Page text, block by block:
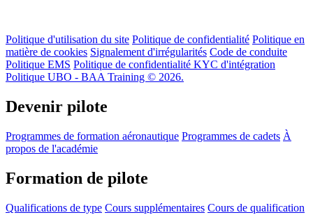
Politique d'utilisation du site Politique de confidentialité Politique en
matière de cookies Signalement d'irrégularités Code de conduite
Politique EMS Politique de confidentialité KYC d'intégration
Politique UBO - BAA Training © 2026.
Devenir pilote
Programmes de formation aéronautique Programmes de cadets À
propos de l'académie
Formation de pilote
Qualifications de type Cours supplémentaires Cours de qualification